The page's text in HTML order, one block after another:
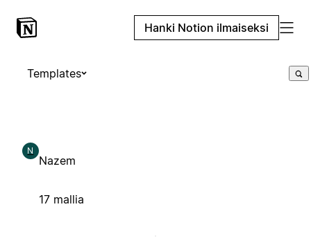
Hanki Notion ilmaiseksi
Templates
N
Nazem
17 mallia